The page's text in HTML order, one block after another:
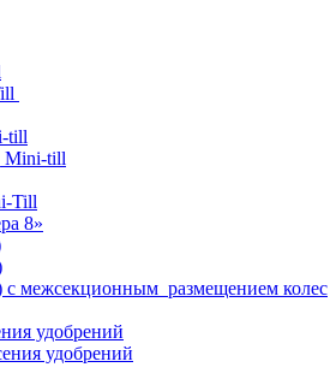
till
Mini-till
Till
8»
межсекционным размещением колес
удобрений
удобрений